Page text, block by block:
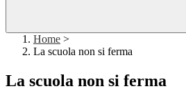
Home >
La scuola non si ferma
La scuola non si ferma